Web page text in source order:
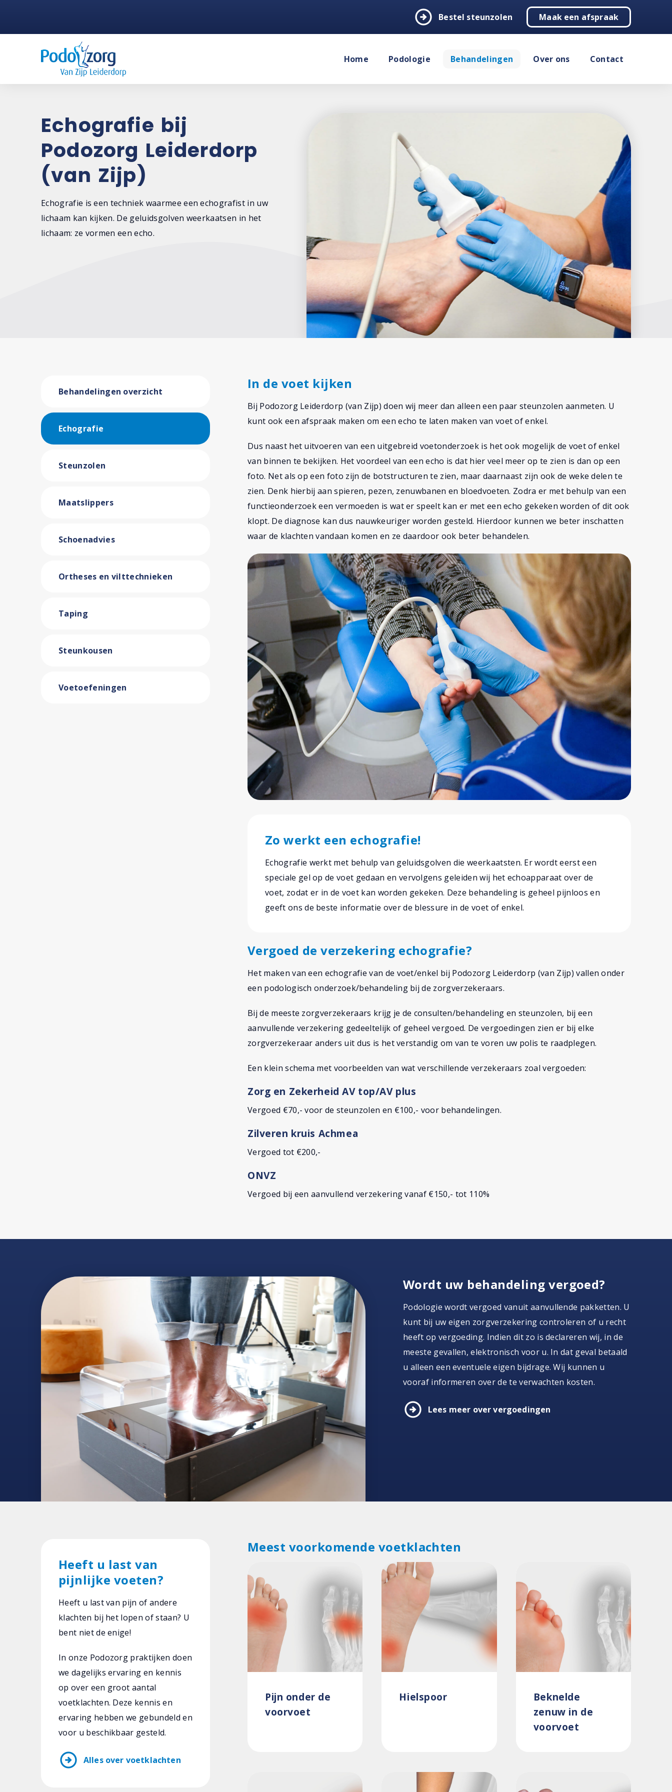
arrow_circle_right Bestel steunzolen Maak een afspraak
Home Podologie Behandelingen Over ons Contact
Echografie bij
Podozorg Leiderdorp
(van Zijp)
Echografie is een techniek waarmee een echografist in uw
lichaam kan kijken. De geluidsgolven weerkaatsen in het
lichaam: ze vormen een echo.
Behandelingen overzicht
Echografie
Steunzolen
Maatslippers
Schoenadvies
Ortheses en vilttechnieken
Taping
Steunkousen
Voetoefeningen
In de voet kijken
Bij Podozorg Leiderdorp (van Zijp) doen wij meer dan alleen een paar steunzolen aanmeten. U
kunt ook een afspraak maken om een echo te laten maken van voet of enkel.
Dus naast het uitvoeren van een uitgebreid voetonderzoek is het ook mogelijk de voet of enkel
van binnen te bekijken. Het voordeel van een echo is dat hier veel meer op te zien is dan op een
foto. Net als op een foto zijn de botstructuren te zien, maar daarnaast zijn ook de weke delen te
zien. Denk hierbij aan spieren, pezen, zenuwbanen en bloedvoeten. Zodra er met behulp van een
functieonderzoek een vermoeden is wat er speelt kan er met een echo gekeken worden of dit ook
klopt. De diagnose kan dus nauwkeuriger worden gesteld. Hierdoor kunnen we beter inschatten
waar de klachten vandaan komen en ze daardoor ook beter behandelen.
Zo werkt een echografie!
Echografie werkt met behulp van geluidsgolven die weerkaatsten. Er wordt eerst een
speciale gel op de voet gedaan en vervolgens geleiden wij het echoapparaat over de
voet, zodat er in de voet kan worden gekeken. Deze behandeling is geheel pijnloos en
geeft ons de beste informatie over de blessure in de voet of enkel.
Vergoed de verzekering echografie?
Het maken van een echografie van de voet/enkel bij Podozorg Leiderdorp (van Zijp) vallen onder
een podologisch onderzoek/behandeling bij de zorgverzekeraars.
Bij de meeste zorgverzekeraars krijg je de consulten/behandeling en steunzolen, bij een
aanvullende verzekering gedeeltelijk of geheel vergoed. De vergoedingen zien er bij elke
zorgverzekeraar anders uit dus is het verstandig om van te voren uw polis te raadplegen.
Een klein schema met voorbeelden van wat verschillende verzekeraars zoal vergoeden:
Zorg en Zekerheid AV top/AV plus
Vergoed €70,- voor de steunzolen en €100,- voor behandelingen.
Zilveren kruis Achmea
Vergoed tot €200,-
ONVZ
Vergoed bij een aanvullend verzekering vanaf €150,- tot 110%
Wordt uw behandeling vergoed?
Podologie wordt vergoed vanuit aanvullende pakketten. U
kunt bij uw eigen zorgverzekering controleren of u recht
heeft op vergoeding. Indien dit zo is declareren wij, in de
meeste gevallen, elektronisch voor u. In dat geval betaald
u alleen een eventuele eigen bijdrage. Wij kunnen u
vooraf informeren over de te verwachten kosten.
arrow_circle_right Lees meer over vergoedingen
Heeft u last van
pijnlijke voeten?
Heeft u last van pijn of andere
klachten bij het lopen of staan? U
bent niet de enige!
In onze Podozorg praktijken doen
we dagelijks ervaring en kennis
op over een groot aantal
voetklachten. Deze kennis en
ervaring hebben we gebundeld en
voor u beschikbaar gesteld.
arrow_circle_right Alles over voetklachten
Meest voorkomende voetklachten
Pijn onder de
voorvoet
Hielspoor
Beknelde
zenuw in de
voorvoet